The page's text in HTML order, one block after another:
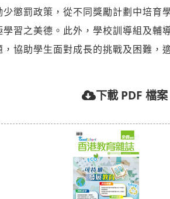
少懲罰政策，從不同獎勵計劃中培育
學習之美德。此外，學校訓導組及輔
，協助學生面對成長的挑戰及困難，
下載 PDF 檔案